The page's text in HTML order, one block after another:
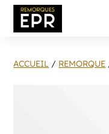
ACCUEIL / REMORQUE